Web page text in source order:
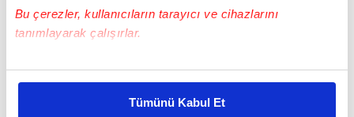
Bu çerezler, kullanıcıların tarayıcı ve cihazlarını
tanımlayarak çalışırlar.
Bu çerezlere izin vermeniz halinde sizlere özel
daha iyi reklam deneyimi yaşatabiliriz. Bunu yaparken
Tümünü Kabul Et